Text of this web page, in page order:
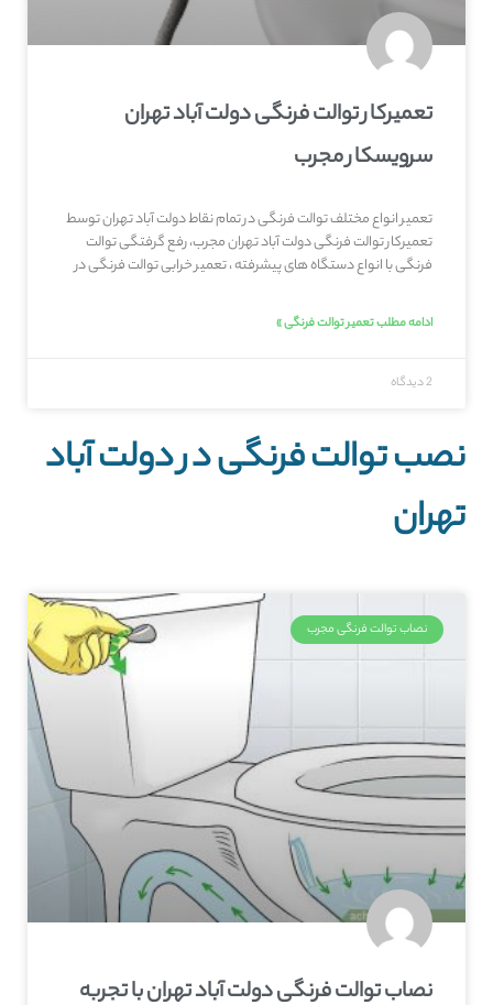
تعمیرکار توالت فرنگی دولت آباد تهران
سرویسکار مجرب
تعمیر انواع مختلف توالت فرنگی در تمام نقاط دولت آباد تهران توسط
تعمیرکار توالت فرنگی دولت آباد تهران مجرب، رفع گرفتگی توالت
فرنگی با انواع دستگاه های پیشرفته ، تعمیر خرابی توالت فرنگی در
ادامه مطلب تعمیر توالت فرنگی »
2 دیدگاه
نصب توالت فرنگی در دولت آباد
تهران
نصاب توالت فرنگی مجرب
نصاب توالت فرنگی دولت آباد تهران با تجربه